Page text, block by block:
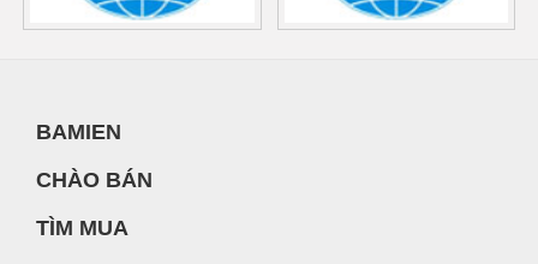
BAMIEN
CHÀO BÁN
TÌM MUA